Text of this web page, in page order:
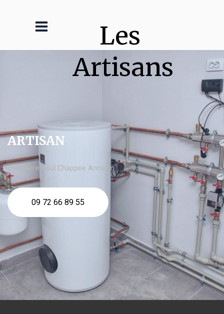
Les
Artisans
ARTISAN
chaudière fioul Chappee Annezin
09 72 66 89 55